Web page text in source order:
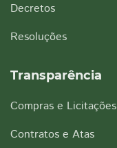
Decretos
Resoluções
Transparência
Compras e Licitações
Contratos e Atas